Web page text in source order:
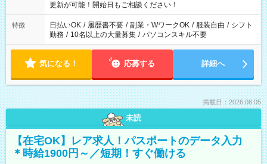
更新が可能！開始日もご相談ください！
特徴 日払いOK / 履歴書不要 / 副業・WワークOK / 服装自由 / シフト
勤務 / 10名以上の大量募集 / パソコンスキル不要
気になる！ 応募する 詳細へ
掲載日：2026.08.05
未読
【在宅OK】レア求人！パスポートのデータ入力
＊時給1900円～／短期！すぐ働ける